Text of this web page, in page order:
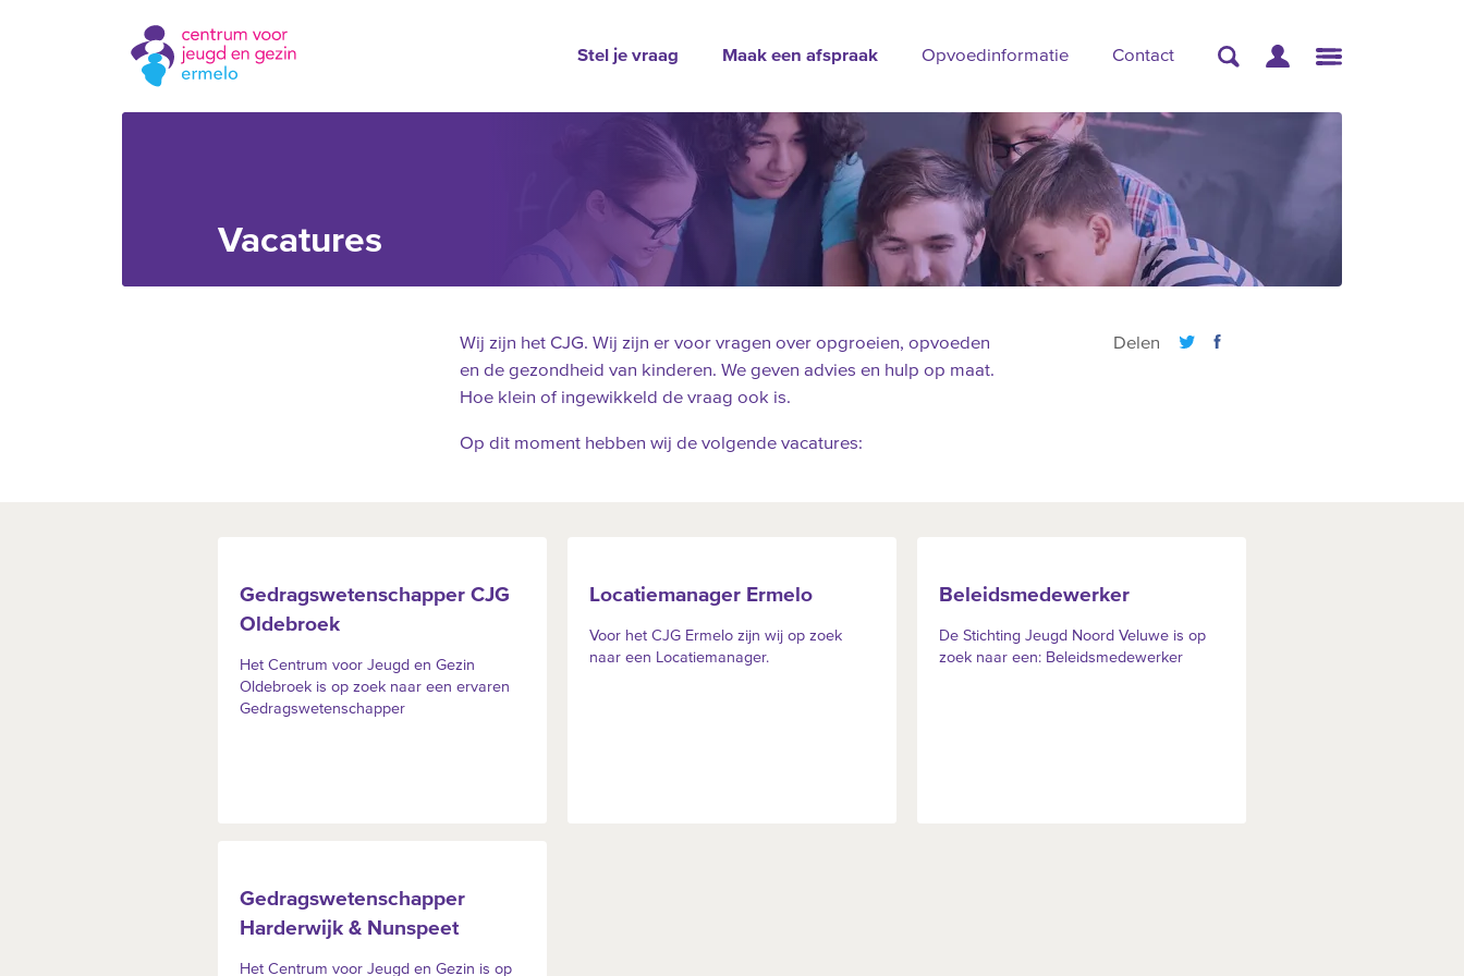
Stel je vraag Maak een afspraak Opvoedinformatie Contact
Vacatures
Delen
Wij zijn het CJG. Wij zijn er voor vragen over opgroeien, opvoeden
en de gezondheid van kinderen. We geven advies en hulp op maat.
Hoe klein of ingewikkeld de vraag ook is.
Op dit moment hebben wij de volgende vacatures:
Gedragswetenschapper CJG
Oldebroek
Het Centrum voor Jeugd en Gezin
Oldebroek is op zoek naar een ervaren
Gedragswetenschapper
Locatiemanager Ermelo
Voor het CJG Ermelo zijn wij op zoek
naar een Locatiemanager.
Beleidsmedewerker
De Stichting Jeugd Noord Veluwe is op
zoek naar een: Beleidsmedewerker
Gedragswetenschapper
Harderwijk & Nunspeet
Het Centrum voor Jeugd en Gezin is op